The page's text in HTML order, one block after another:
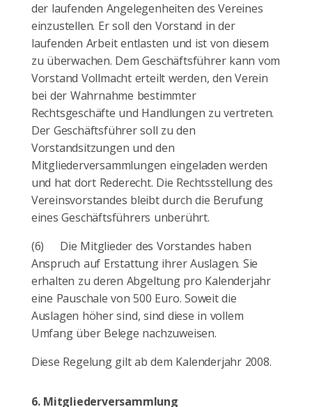
der laufenden Angelegenheiten des Vereines
einzustellen. Er soll den Vorstand in der
laufenden Arbeit entlasten und ist von diesem
zu überwachen. Dem Geschäftsführer kann vom
Vorstand Vollmacht erteilt werden, den Verein
bei der Wahrnahme bestimmter
Rechtsgeschäfte und Handlungen zu vertreten.
Der Geschäftsführer soll zu den
Vorstandsitzungen und den
Mitgliederversammlungen eingeladen werden
und hat dort Rederecht. Die Rechtsstellung des
Vereinsvorstandes bleibt durch die Berufung
eines Geschäftsführers unberührt.
(6) Die Mitglieder des Vorstandes haben
Anspruch auf Erstattung ihrer Auslagen. Sie
erhalten zu deren Abgeltung pro Kalenderjahr
eine Pauschale von 500 Euro. Soweit die
Auslagen höher sind, sind diese in vollem
Umfang über Belege nachzuweisen.
Diese Regelung gilt ab dem Kalenderjahr 2008.
6. Mitgliederversammlung